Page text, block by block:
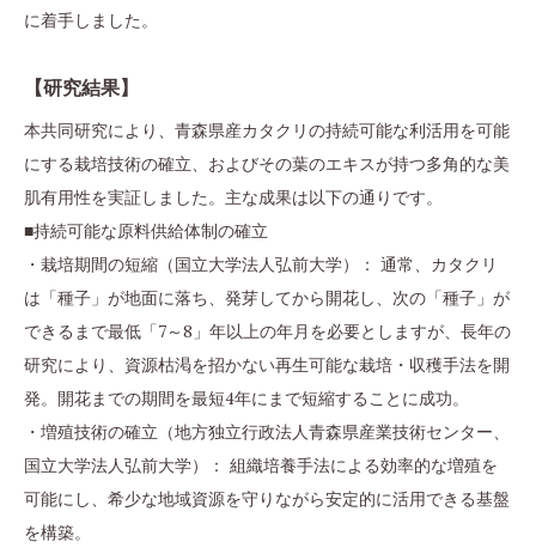
に着手しました。
【研究結果】
本共同研究により、青森県産カタクリの持続可能な利活用を可能
にする栽培技術の確立、およびその葉のエキスが持つ多角的な美
肌有用性を実証しました。主な成果は以下の通りです。
■持続可能な原料供給体制の確立
・栽培期間の短縮（国立大学法人弘前大学）： 通常、カタクリ
は「種子」が地面に落ち、発芽してから開花し、次の「種子」が
できるまで最低「7～8」年以上の年月を必要としますが、長年の
研究により、資源枯渇を招かない再生可能な栽培・収穫手法を開
発。開花までの期間を最短4年にまで短縮することに成功。
・増殖技術の確立（地方独立行政法人青森県産業技術センター、
国立大学法人弘前大学）： 組織培養手法による効率的な増殖を
可能にし、希少な地域資源を守りながら安定的に活用できる基盤
を構築。